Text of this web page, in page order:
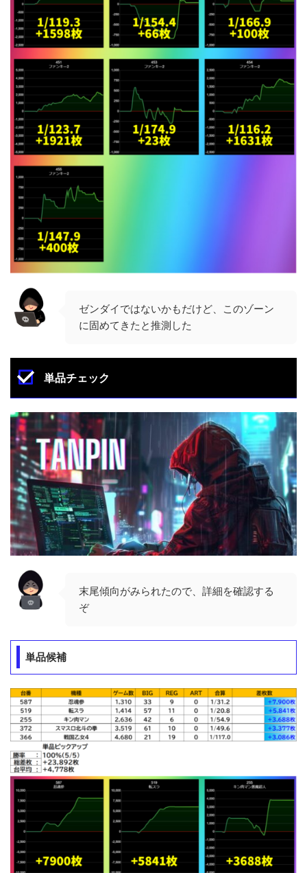
ゼンダイではないかもだけど、このゾーン
に固めてきたと推測した
単品チェック
末尾傾向がみられたので、詳細を確認する
ぞ
単品候補